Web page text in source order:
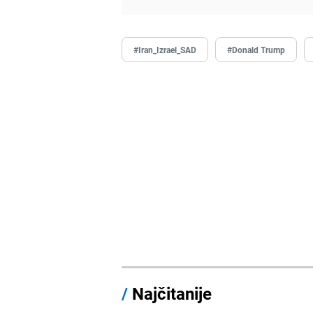
#Iran_Izrael_SAD #Donald Trump
/ Najčitanije